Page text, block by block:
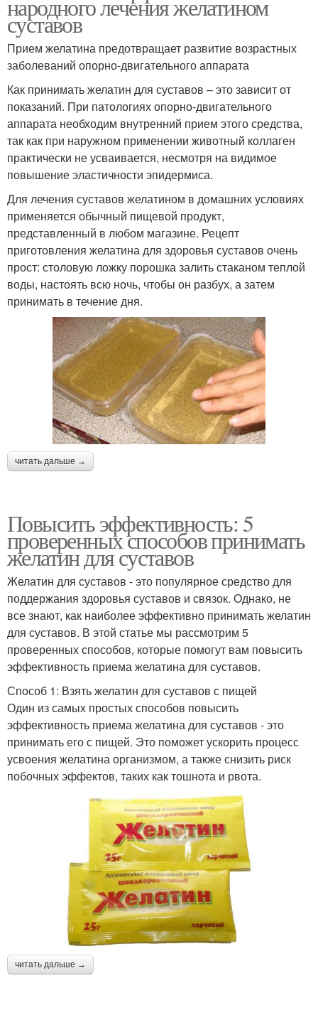
народного лечения желатином
суставов
Прием желатина предотвращает развитие возрастных
заболеваний опорно-двигательного аппарата
Как принимать желатин для суставов – это зависит от
показаний. При патологиях опорно-двигательного
аппарата необходим внутренний прием этого средства,
так как при наружном применении животный коллаген
практически не усваивается, несмотря на видимое
повышение эластичности эпидермиса.
Для лечения суставов желатином в домашних условиях
применяется обычный пищевой продукт,
представленный в любом магазине. Рецепт
приготовления желатина для здоровья суставов очень
прост: столовую ложку порошка залить стаканом теплой
воды, настоять всю ночь, чтобы он разбух, а затем
принимать в течение дня.
читать дальше →
Повысить эффективность: 5
проверенных способов принимать
желатин для суставов
Желатин для суставов - это популярное средство для
поддержания здоровья суставов и связок. Однако, не
все знают, как наиболее эффективно принимать желатин
для суставов. В этой статье мы рассмотрим 5
проверенных способов, которые помогут вам повысить
эффективность приема желатина для суставов.
Способ 1: Взять желатин для суставов с пищей
Один из самых простых способов повысить
эффективность приема желатина для суставов - это
принимать его с пищей. Это поможет ускорить процесс
усвоения желатина организмом, а также снизить риск
побочных эффектов, таких как тошнота и рвота.
читать дальше →